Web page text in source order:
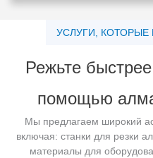
УСЛУГИ,
Режьте
помощью
Мы предлагаем широкий
включая: станки для резки
материалы для